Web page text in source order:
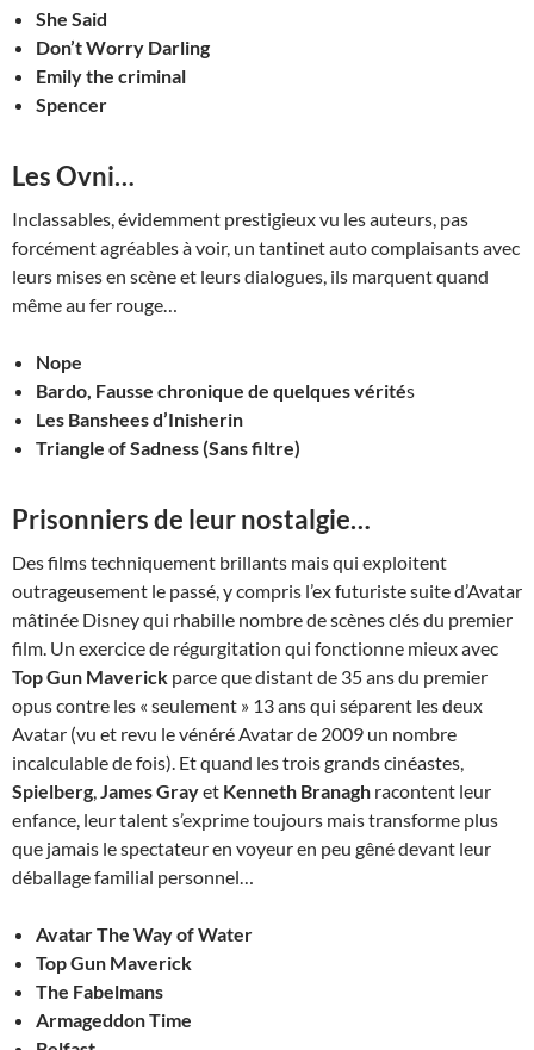
She Said
Don’t Worry Darling
Emily the criminal
Spencer
Les Ovni…
Inclassables, évidemment prestigieux vu les auteurs, pas
forcément agréables à voir, un tantinet auto complaisants avec
leurs mises en scène et leurs dialogues, ils marquent quand
même au fer rouge…
Nope
Bardo, Fausse chronique de quelques vérités
Les Banshees d’Inisherin
Triangle of Sadness (Sans filtre)
Prisonniers de leur nostalgie…
Des films techniquement brillants mais qui exploitent
outrageusement le passé, y compris l’ex futuriste suite d’Avatar
mâtinée Disney qui rhabille nombre de scènes clés du premier
film. Un exercice de régurgitation qui fonctionne mieux avec
Top Gun Maverick parce que distant de 35 ans du premier
opus contre les « seulement » 13 ans qui séparent les deux
Avatar (vu et revu le vénéré Avatar de 2009 un nombre
incalculable de fois). Et quand les trois grands cinéastes,
Spielberg,James Grayet Kenneth Branagh racontent leur
enfance, leur talent s’exprime toujours mais transforme plus
que jamais le spectateur en voyeur en peu gêné devant leur
déballage familial personnel…
Avatar The Way of Water
Top Gun Maverick
The Fabelmans
Armageddon Time